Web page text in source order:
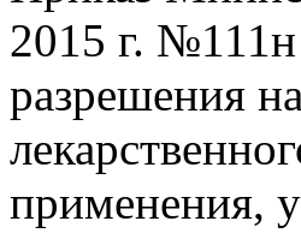
2015 г.
разрешения
применения,